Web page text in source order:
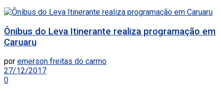
Ônibus do Leva Itinerante realiza programação em
Caruaru
por emerson freitas do carmo
27/12/2017
0